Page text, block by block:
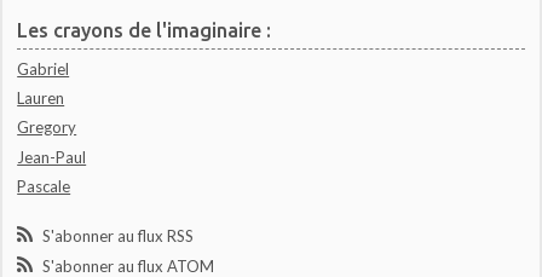
Les crayons de l'imaginaire :
Gabriel
Lauren
Gregory
Jean-Paul
Pascale
S'abonner au flux RSS
S'abonner au flux ATOM